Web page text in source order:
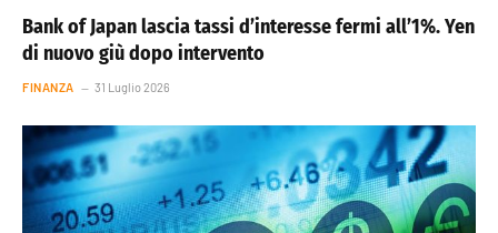
Bank of Japan lascia tassi d’interesse fermi all’1%. Yen
di nuovo giù dopo intervento
FINANZA 31 Luglio 2026